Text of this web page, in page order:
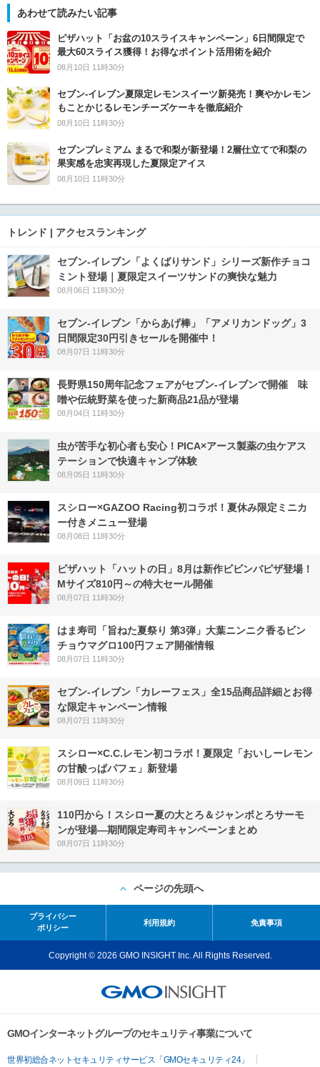
あわせて読みたい記事
ピザハット「お盆の10スライスキャンペーン」6日間限定で
最大60スライス獲得！お得なポイント活用術を紹介
08月10日 11時30分
セブン‐イレブン夏限定レモンスイーツ新発売！爽やかレモン
もことかじるレモンチーズケーキを徹底紹介
08月10日 11時30分
セブンプレミアム まるで和梨が新登場！2層仕立てで和梨の
果実感を忠実再現した夏限定アイス
08月10日 11時30分
トレンド | アクセスランキング
セブン‐イレブン「よくばりサンド」シリーズ新作チョコ
ミント登場｜夏限定スイーツサンドの爽快な魅力
08月06日 11時30分
セブン‐イレブン「からあげ棒」「アメリカンドッグ」3
日間限定30円引きセールを開催中！
08月07日 11時30分
長野県150周年記念フェアがセブン-イレブンで開催 味
噌や伝統野菜を使った新商品21品が登場
08月04日 11時30分
虫が苦手な初心者も安心！PICA×アース製薬の虫ケアス
テーションで快適キャンプ体験
08月05日 11時30分
スシロー×GAZOO Racing初コラボ！夏休み限定ミニカ
ー付きメニュー登場
08月08日 11時30分
ピザハット「ハットの日」8月は新作ビビンバピザ登場！
Mサイズ810円～の特大セール開催
08月07日 11時30分
はま寿司「旨ねた夏祭り 第3弾」大葉ニンニク香るビン
チョウマグロ100円フェア開催情報
08月07日 11時30分
セブン‐イレブン「カレーフェス」全15品商品詳細とお得
な限定キャンペーン情報
08月07日 11時30分
スシロー×C.C.レモン初コラボ！夏限定「おいしーレモン
の甘酸っぱパフェ」新登場
08月09日 11時30分
110円から！スシロー夏の大とろ＆ジャンボとろサーモ
ンが登場―期間限定寿司キャンペーンまとめ
08月07日 11時30分
ページの先頭へ
プライバシー
ポリシー
利用規約 免責事項
Copyright © 2026 GMO INSIGHT Inc. All Rights Reserved.
GMOインターネットグループのセキュリティ事業について
世界初総合ネットセキュリティサービス「GMOセキュリティ24」